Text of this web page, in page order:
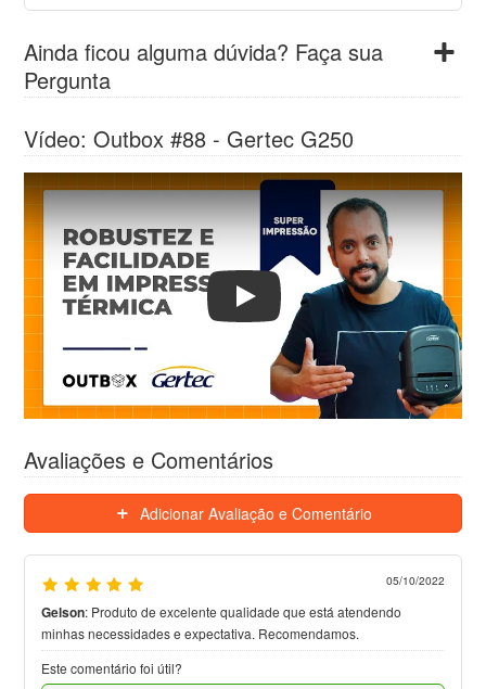
Ainda ficou alguma dúvida? Faça sua
Pergunta
Vídeo: Outbox #88 - Gertec G250
Play
Avaliações e Comentários
Adicionar Avaliação e Comentário
05/10/2022
Gelson: Produto de excelente qualidade que está atendendo
minhas necessidades e expectativa. Recomendamos.
Este comentário foi útil?